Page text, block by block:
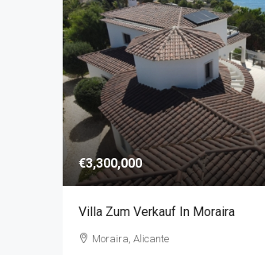
€3,300,000
Villa Zum Verkauf In Moraira
Moraira, Alicante